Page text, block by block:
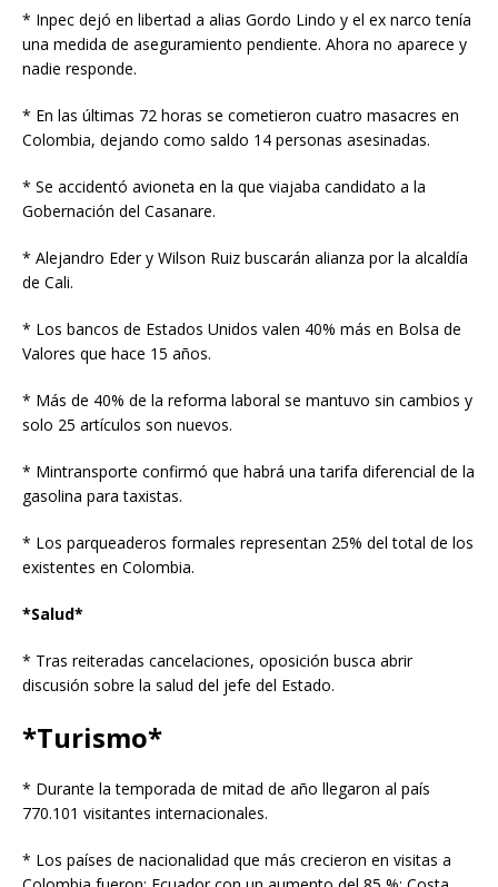
* Inpec dejó en libertad a alias Gordo Lindo y el ex narco tenía
una medida de aseguramiento pendiente. Ahora no aparece y
nadie responde.
* En las últimas 72 horas se cometieron cuatro masacres en
Colombia, dejando como saldo 14 personas asesinadas.
* Se accidentó avioneta en la que viajaba candidato a la
Gobernación del Casanare.
* Alejandro Eder y Wilson Ruiz buscarán alianza por la alcaldía
de Cali.
* Los bancos de Estados Unidos valen 40% más en Bolsa de
Valores que hace 15 años.
* Más de 40% de la reforma laboral se mantuvo sin cambios y
solo 25 artículos son nuevos.
* Mintransporte confirmó que habrá una tarifa diferencial de la
gasolina para taxistas.
* Los parqueaderos formales representan 25% del total de los
existentes en Colombia.
*Salud*
* Tras reiteradas cancelaciones, oposición busca abrir
discusión sobre la salud del jefe del Estado.
*Turismo*
* Durante la temporada de mitad de año llegaron al país
770.101 visitantes internacionales.
* Los países de nacionalidad que más crecieron en visitas a